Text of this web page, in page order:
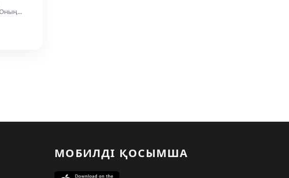
Оның...
МОБИЛДІ ҚОСЫМША